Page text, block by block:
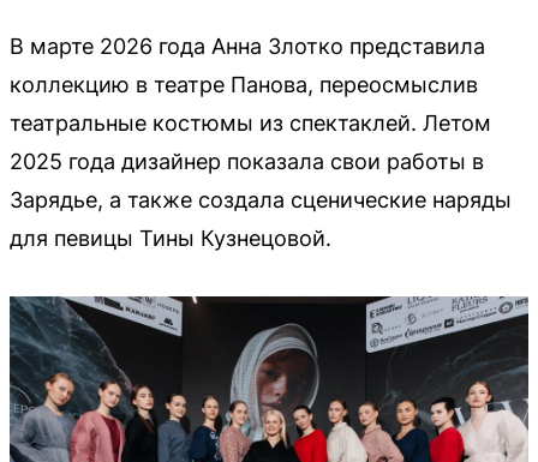
В марте 2026 года Анна Злотко представила
коллекцию в театре Панова, переосмыслив
театральные костюмы из спектаклей. Летом
2025 года дизайнер показала свои работы в
Зарядье, а также создала сценические наряды
для певицы Тины Кузнецовой.